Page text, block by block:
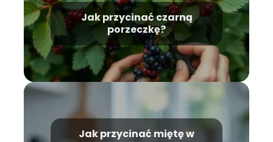
Jak przycinać czarną
porzeczkę?
Jak przycinać miętę w